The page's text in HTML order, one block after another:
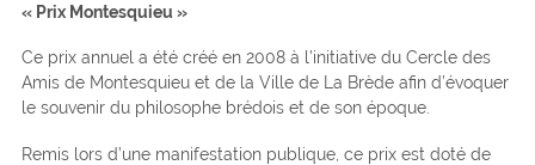
« Prix Montesquieu »
Ce prix annuel a été créé en 2008 à l’initiative du Cercle des
Amis de Montesquieu et de la Ville de La Brède afin d’évoquer
le souvenir du philosophe brédois et de son époque.
Remis lors d’une manifestation publique, ce prix est doté de